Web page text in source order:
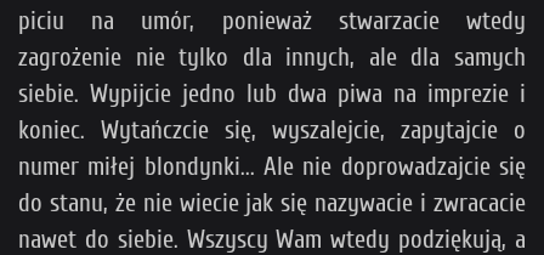
piciu na umór, ponieważ stwarzacie wtedy
zagrożenie nie tylko dla innych, ale dla samych
siebie. Wypijcie jedno lub dwa piwa na imprezie i
koniec. Wytańczcie się, wyszalejcie, zapytajcie o
numer miłej blondynki... Ale nie doprowadzajcie się
do stanu, że nie wiecie jak się nazywacie i zwracacie
nawet do siebie. Wszyscy Wam wtedy podziękują, a